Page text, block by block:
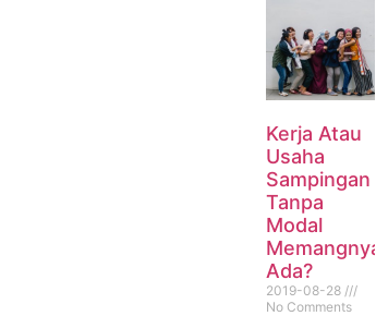
Kerja Atau
Usaha
Sampingan
Tanpa
Modal
Memangnya
Ada?
2019-08-28
No Comments